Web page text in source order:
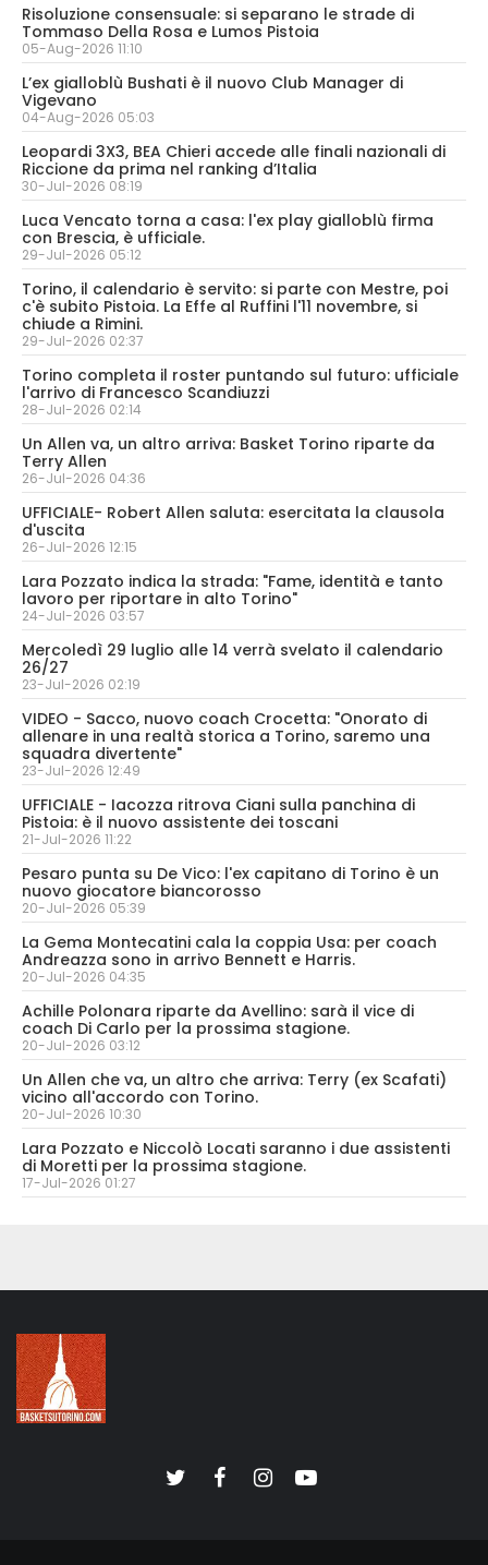
Risoluzione consensuale: si separano le strade di
Tommaso Della Rosa e Lumos Pistoia
05-Aug-2026 11:10
L’ex gialloblù Bushati è il nuovo Club Manager di
Vigevano
04-Aug-2026 05:03
Leopardi 3X3, BEA Chieri accede alle finali nazionali di
Riccione da prima nel ranking d’Italia
30-Jul-2026 08:19
Luca Vencato torna a casa: l'ex play gialloblù firma
con Brescia, è ufficiale.
29-Jul-2026 05:12
Torino, il calendario è servito: si parte con Mestre, poi
c'è subito Pistoia. La Effe al Ruffini l'11 novembre, si
chiude a Rimini.
29-Jul-2026 02:37
Torino completa il roster puntando sul futuro: ufficiale
l'arrivo di Francesco Scandiuzzi
28-Jul-2026 02:14
Un Allen va, un altro arriva: Basket Torino riparte da
Terry Allen
26-Jul-2026 04:36
UFFICIALE- Robert Allen saluta: esercitata la clausola
d'uscita
26-Jul-2026 12:15
Lara Pozzato indica la strada: "Fame, identità e tanto
lavoro per riportare in alto Torino"
24-Jul-2026 03:57
Mercoledì 29 luglio alle 14 verrà svelato il calendario
26/27
23-Jul-2026 02:19
VIDEO - Sacco, nuovo coach Crocetta: "Onorato di
allenare in una realtà storica a Torino, saremo una
squadra divertente"
23-Jul-2026 12:49
UFFICIALE - Iacozza ritrova Ciani sulla panchina di
Pistoia: è il nuovo assistente dei toscani
21-Jul-2026 11:22
Pesaro punta su De Vico: l'ex capitano di Torino è un
nuovo giocatore biancorosso
20-Jul-2026 05:39
La Gema Montecatini cala la coppia Usa: per coach
Andreazza sono in arrivo Bennett e Harris.
20-Jul-2026 04:35
Achille Polonara riparte da Avellino: sarà il vice di
coach Di Carlo per la prossima stagione.
20-Jul-2026 03:12
Un Allen che va, un altro che arriva: Terry (ex Scafati)
vicino all'accordo con Torino.
20-Jul-2026 10:30
Lara Pozzato e Niccolò Locati saranno i due assistenti
di Moretti per la prossima stagione.
17-Jul-2026 01:27